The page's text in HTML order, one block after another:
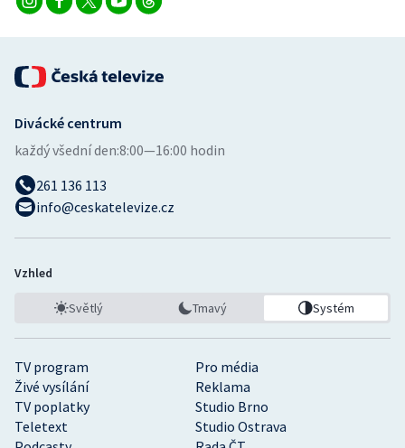
TV program
Pro média
Živé vysílání
Reklama
TV poplatky
Studio Brno
Teletext
Studio Ostrava
Divácké centrum
každý všední den:8:00—16:00 hodin
261 136 113
info@ceskatelevize.cz
Vzhled
Světlý Tmavý Systém